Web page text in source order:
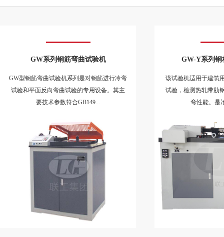
GW系列钢筋弯曲试验机
GW型钢筋弯曲试验机系列是对钢筋进行冷弯
试验和平面反向弯曲试验的专用设备。其主
要技术参数符合GB149...
GW-Y系列钢
该试验机适用于建筑
试验，检测热轧带肋
弯性能。是
电动金属线材/板材反复弯曲试验机
本试验机主要用于金属线材的反复弯曲试